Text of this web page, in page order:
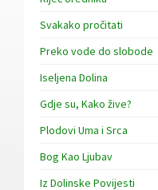
Svakako pročitati
Preko vode do slobode
Iseljena Dolina
Gdje su, Kako žive?
Plodovi Uma i Srca
Bog Kao Ljubav
Iz Dolinske Povijesti